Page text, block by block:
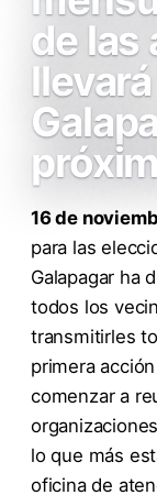
de las
16 de
para las
Galapagar ha
todos los
transmitirles
primera
comenzar a
lo que más
oficina de